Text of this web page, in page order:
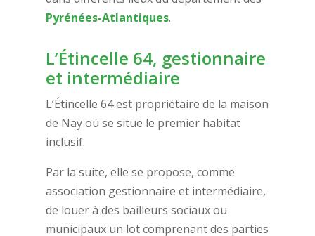
Pyrénées-Atlantiques.
L’Étincelle 64, gestionnaire
et intermédiaire
L’Étincelle 64 est propriétaire de la maison
de Nay où se situe le premier habitat
inclusif.
Par la suite, elle se propose, comme
association gestionnaire et intermédiaire,
de louer à des bailleurs sociaux ou
municipaux un lot comprenant des parties